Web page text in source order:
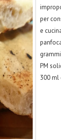
per
e
PM
300 ml